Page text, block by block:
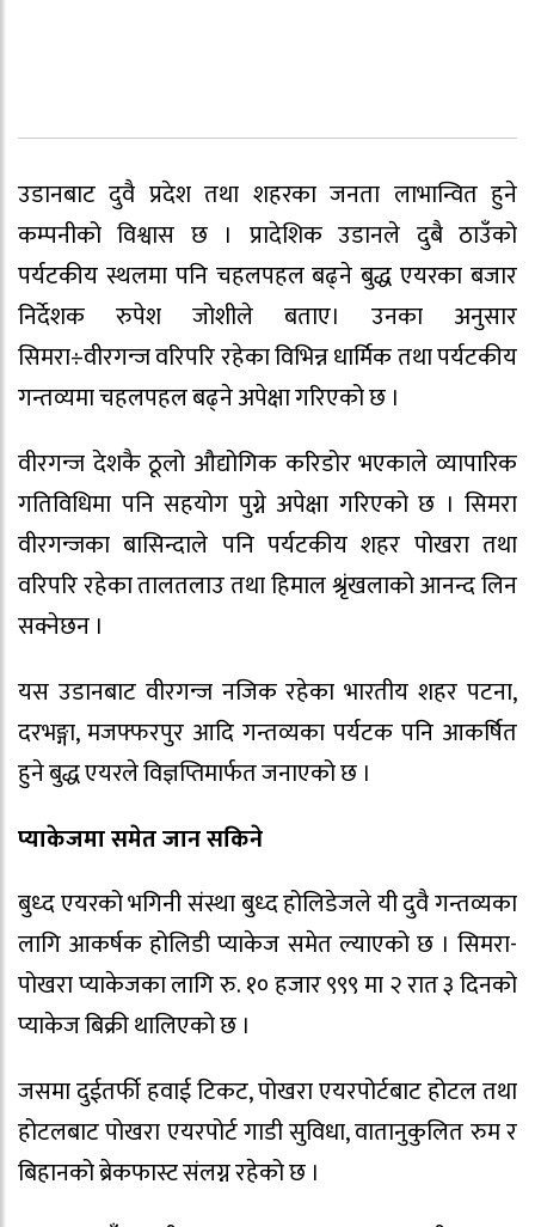
उडानबाट दुवै प्रदेश तथा शहरका जनता लाभान्वित हुने
कम्पनीको विश्वास छ । प्रादेशिक उडानले दुबै ठाउँको
पर्यटकीय स्थलमा पनि चहलपहल बढ्ने बुद्ध एयरका बजार
निर्देशक रुपेश जोशीले बताए। उनका अनुसार
सिमरा÷वीरगन्ज वरिपरि रहेका विभिन्न धार्मिक तथा पर्यटकीय
गन्तव्यमा चहलपहल बढ्ने अपेक्षा गरिएको छ ।
वीरगन्ज देशकै ठूलो औद्योगिक करिडोर भएकाले व्यापारिक
गतिविधिमा पनि सहयोग पुग्ने अपेक्षा गरिएको छ । सिमरा
वीरगन्जका बासिन्दाले पनि पर्यटकीय शहर पोखरा तथा
वरिपरि रहेका तालतलाउ तथा हिमाल श्रृंखलाको आनन्द लिन
सक्नेछन ।
यस उडानबाट वीरगन्ज नजिक रहेका भारतीय शहर पटना,
दरभङ्गा, मजफ्फरपुर आदि गन्तव्यका पर्यटक पनि आकर्षित
हुने बुद्ध एयरले विज्ञप्तिमार्फत जनाएको छ ।
प्याकेजमा समेत जान सकिने
बुध्द एयरको भगिनी संस्था बुध्द होलिडेजले यी दुवै गन्तव्यका
लागि आकर्षक होलिडी प्याकेज समेत ल्याएको छ । सिमरा-
पोखरा प्याकेजका लागि रु. १० हजार ९९९ मा २ रात ३ दिनको
प्याकेज बिक्री थालिएको छ ।
जसमा दुईतर्फी हवाई टिकट, पोखरा एयरपोर्टबाट होटल तथा
होटलबाट पोखरा एयरपोर्ट गाडी सुविधा, वातानुकुलित रुम र
बिहानको ब्रेकफास्ट संलग्न रहेको छ ।